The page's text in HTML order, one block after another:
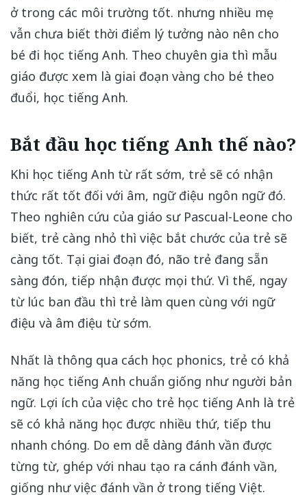
ở trong các môi trường tốt. nhưng nhiều mẹ
vẫn chưa biết thời điểm lý tưởng nào nên cho
bé đi học tiếng Anh. Theo chuyên gia thì mẫu
giáo được xem là giai đoạn vàng cho bé theo
đuổi, học tiếng Anh.
Bắt đầu học tiếng Anh thế nào?
Khi học tiếng Anh từ rất sớm, trẻ sẽ có nhận
thức rất tốt đối với âm, ngữ điệu ngôn ngữ đó.
Theo nghiên cứu của giáo sư Pascual-Leone cho
biết, trẻ càng nhỏ thì việc bắt chước của trẻ sẽ
càng tốt. Tại giai đoạn đó, não trẻ đang sẵn
sàng đón, tiếp nhận được mọi thứ. Vì thế, ngay
từ lúc ban đầu thì trẻ làm quen cùng với ngữ
điệu và âm điệu từ sớm.
Nhất là thông qua cách học phonics, trẻ có khả
năng học tiếng Anh chuẩn giống như người bản
ngữ. Lợi ích của việc cho trẻ học tiếng Anh là trẻ
sẽ có khả năng học được nhiều thứ, tiếp thu
nhanh chóng. Do em dễ dàng đánh vần được
từng từ, ghép với nhau tạo ra cánh đánh vần,
giống như việc đánh vần ở trong tiếng Việt.